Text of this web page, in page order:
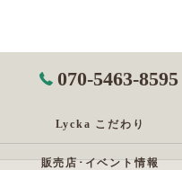
070-5463-8595
Lycka こだわり
販売店･イベント情報